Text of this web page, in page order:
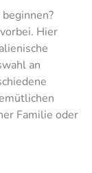
Hier
an
Familie oder